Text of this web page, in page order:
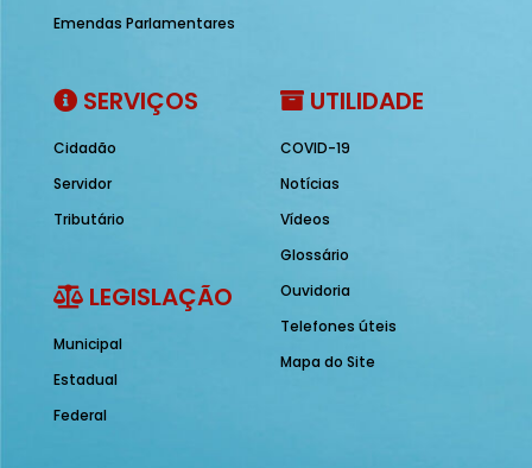
Emendas Parlamentares
SERVIÇOS
Cidadão
Servidor
Tributário
LEGISLAÇÃO
Municipal
Estadual
Federal
UTILIDADE
COVID-19
Notícias
Vídeos
Glossário
Ouvidoria
Telefones úteis
Mapa do Site